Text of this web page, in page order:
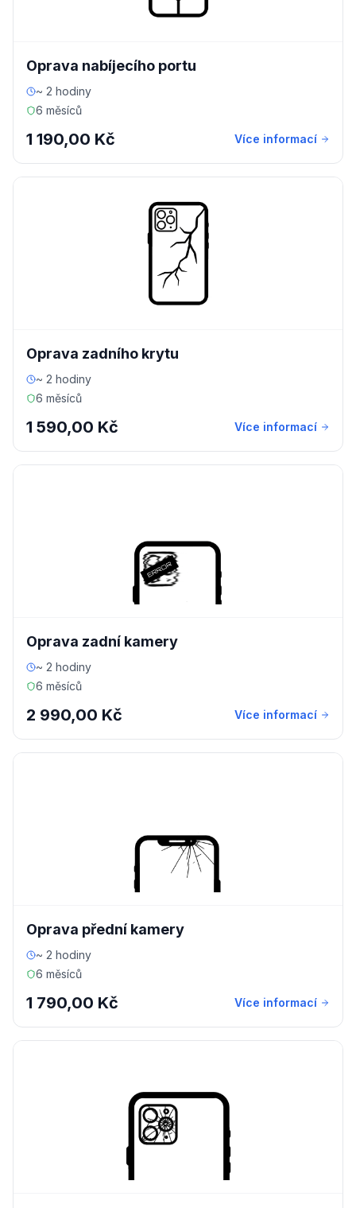
Oprava nabíjecího portu
~ 2 hodiny
6 měsíců
1 190,00 Kč Více informací
Oprava zadního krytu
~ 2 hodiny
6 měsíců
1 590,00 Kč Více informací
Oprava zadní kamery
~ 2 hodiny
6 měsíců
2 990,00 Kč Více informací
Oprava přední kamery
~ 2 hodiny
6 měsíců
1 790,00 Kč Více informací